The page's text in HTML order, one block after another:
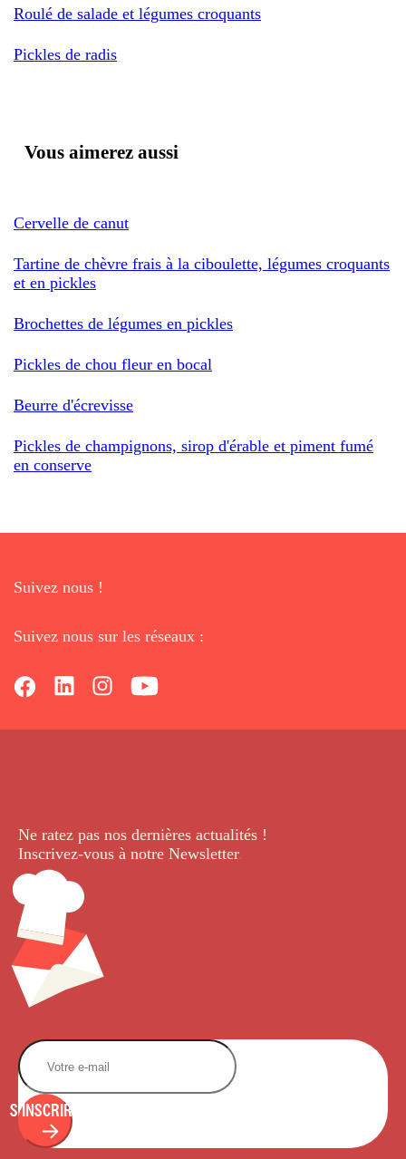
Roulé de salade et légumes croquants
Pickles de radis
Vous aimerez aussi
Cervelle de canut
Tartine de chèvre frais à la ciboulette, légumes croquants
et en pickles
Brochettes de légumes en pickles
Pickles de chou fleur en bocal
Beurre d'écrevisse
Pickles de champignons, sirop d'érable et piment fumé
en conserve
Suivez nous !
Suivez nous sur les réseaux :
Ne ratez pas nos dernières actualités !
Inscrivez-vous à notre Newsletter.
S'INSCRIRE